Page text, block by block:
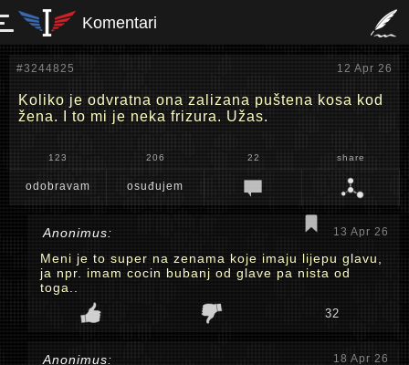
Komentari
#3244825 12 Apr 26
Koliko je odvratna ona zalizana puštena kosa kod
žena. I to mi je neka frizura. Užas.
123 206 22 share
odobravam osuđujem
Anonimus: 13 Apr 26
Meni je to super na zenama koje imaju lijepu glavu,
ja npr. imam cocin bubanj od glave pa nista od
toga..
32
Anonimus: 18 Apr 26